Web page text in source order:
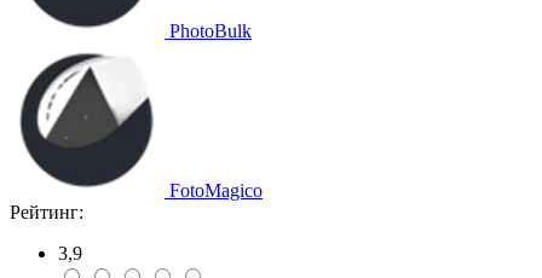
PhotoBulk
FotoMagico
Рейтинг:
3,9